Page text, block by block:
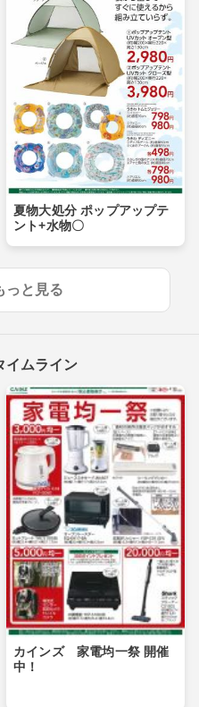
夏物大処分 ポップアップテ
ント+水物〇
っと見る
イムライン
カインズ 家電均一祭 開催
中！